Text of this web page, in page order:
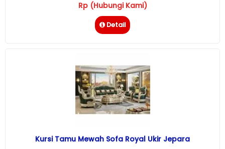
Rp (Hubungi Kami)
Detail
Kursi Tamu Mewah Sofa Royal Ukir Jepara